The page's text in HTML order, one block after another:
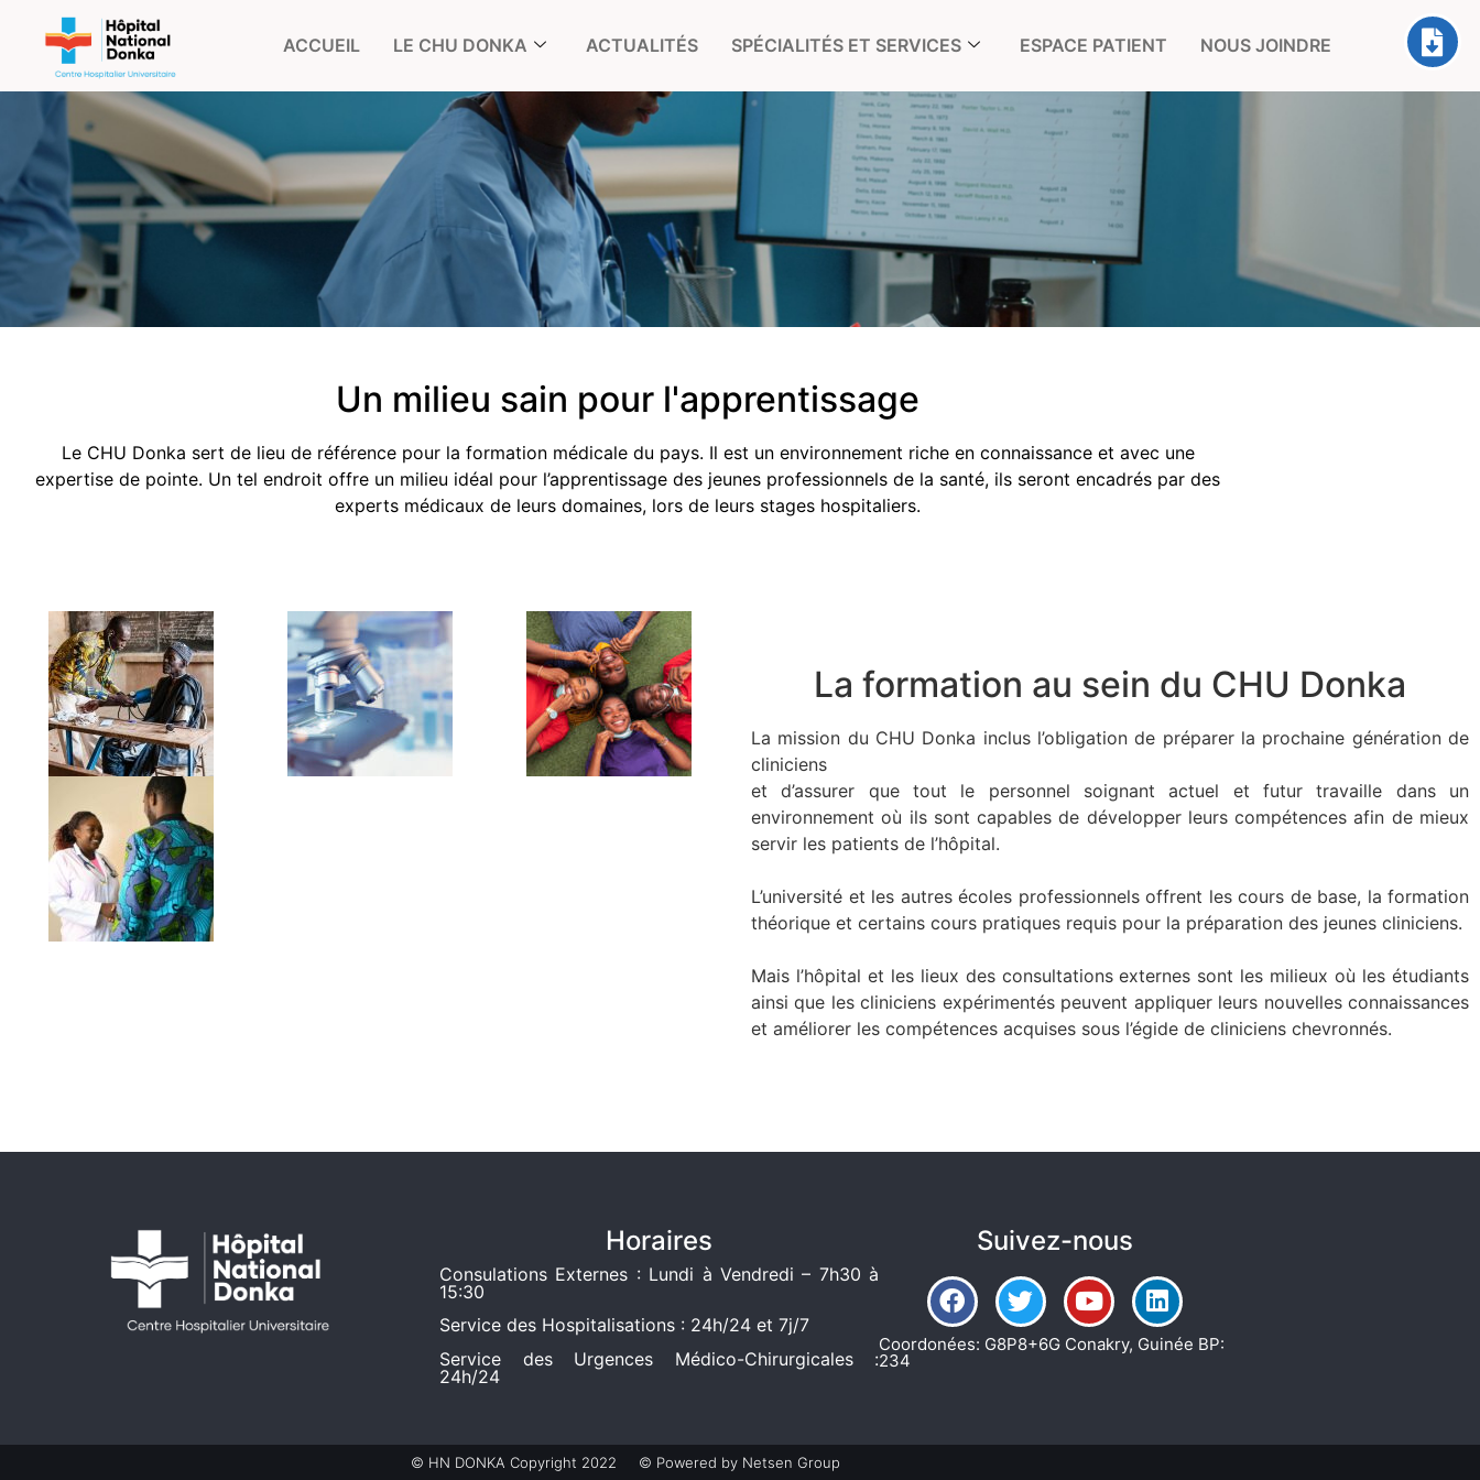
ACCUEIL LE CHU DONKA ACTUALITÉS SPÉCIALITÉS ET SERVICES ESPACE PATIENT NOUS JOINDRE
Valorisation des
professionelles
Un milieu sain pour l'apprentissage
Le CHU Donka sert de lieu de référence pour la formation médicale du pays. Il est un environnement riche en connaissance et avec une
expertise de pointe. Un tel endroit offre un milieu idéal pour l’apprentissage des jeunes professionnels de la santé, ils seront encadrés par des
experts médicaux de leurs domaines, lors de leurs stages hospitaliers.
La formation au sein du CHU Donka
La mission du CHU Donka inclus l’obligation de préparer la prochaine génération de
cliniciens
et d’assurer que tout le personnel soignant actuel et futur travaille dans un
environnement où ils sont capables de développer leurs compétences afin de mieux
servir les patients de l’hôpital.
L’université et les autres écoles professionnels offrent les cours de base, la formation
théorique et certains cours pratiques requis pour la préparation des jeunes cliniciens.
Mais l’hôpital et les lieux des consultations externes sont les milieux où les étudiants
ainsi que les cliniciens expérimentés peuvent appliquer leurs nouvelles connaissances
et améliorer les compétences acquises sous l’égide de cliniciens chevronnés.
Horaires
Consulations Externes : Lundi à Vendredi – 7h30 à
15:30
Service des Hospitalisations : 24h/24 et 7j/7
Service des Urgences Médico-Chirurgicales :
24h/24
Suivez-nous
Coordonées: G8P8+6G Conakry, Guinée BP:
234
© HN DONKA Copyright 2022 © Powered by Netsen Group